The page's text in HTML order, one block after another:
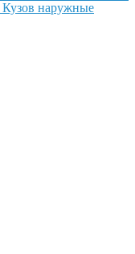
Кузов наружные